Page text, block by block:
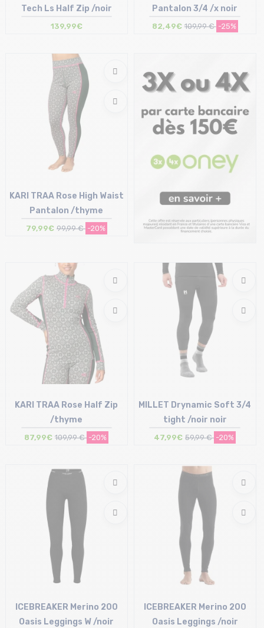
S | M | L | XL
Tech Ls Half Zip /noir
139,99€
Pantalon 3/4 /x noir
82,49€ 109,99 € -25%
M
KARI TRAA Rose High Waist
Pantalon /thyme
79,99€ 99,99 € -20%
XS | L
KARI TRAA Rose Half Zip
/thyme
87,99€ 109,99 € -20%
S-M
MILLET Drynamic Soft 3/4
tight /noir noir
47,99€ 59,99 € -20%
ICEBREAKER Merino 200
Oasis Leggings W /noir
ICEBREAKER Merino 200
Oasis Leggings /noir